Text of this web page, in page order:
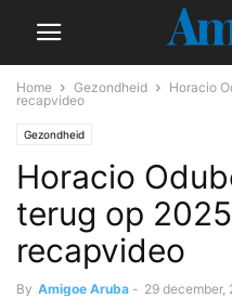
Home Gezondheid
Horacio
recapvideo
Gezondheid
Horacio
terug op
recapvideo
By Amigoe Aruba - 29 december,